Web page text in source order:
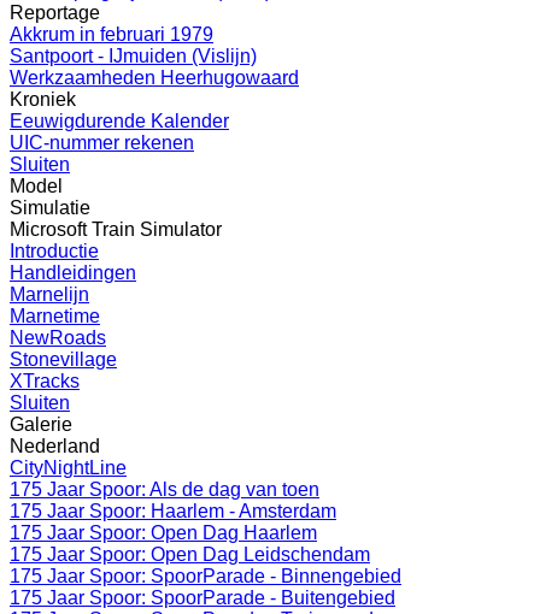
Reportage
Akkrum in februari 1979
Santpoort - IJmuiden (Vislijn)
Werkzaamheden Heerhugowaard
Kroniek
Eeuwigdurende Kalender
UIC-nummer rekenen
Sluiten
Model
Simulatie
Microsoft Train Simulator
Introductie
Handleidingen
Marnelijn
Marnetime
NewRoads
Stonevillage
XTracks
Sluiten
Galerie
Nederland
CityNightLine
175 Jaar Spoor: Als de dag van toen
175 Jaar Spoor: Haarlem - Amsterdam
175 Jaar Spoor: Open Dag Haarlem
175 Jaar Spoor: Open Dag Leidschendam
175 Jaar Spoor: SpoorParade - Binnengebied
175 Jaar Spoor: SpoorParade - Buitengebied